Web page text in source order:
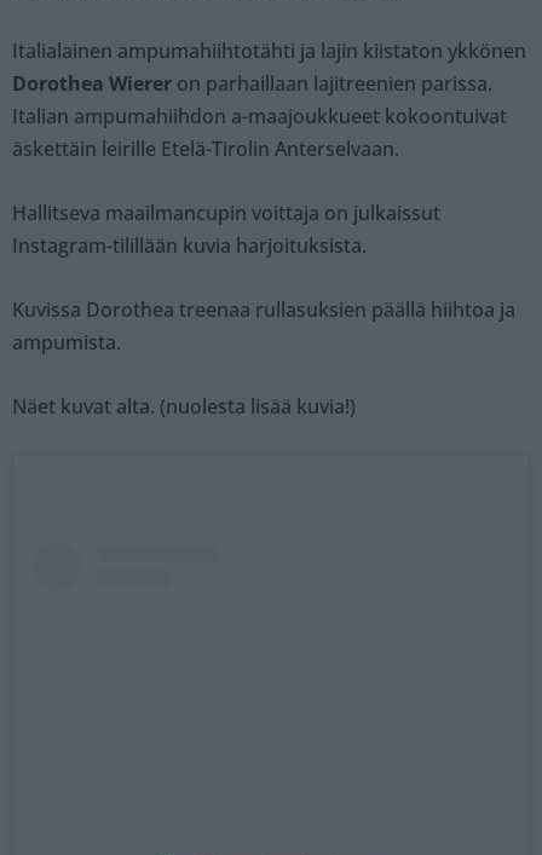
Italialainen ampumahiihtotähti ja lajin kiistaton ykkönen
Dorothea Wierer on parhaillaan lajitreenien parissa.
Italian ampumahiihdon a-maajoukkueet kokoontuivat
äskettäin leirille Etelä-Tirolin Anterselvaan.
Hallitseva maailmancupin voittaja on julkaissut
Instagram-tilillään kuvia harjoituksista.
Kuvissa Dorothea treenaa rullasuksien päällä hiihtoa ja
ampumista.
Näet kuvat alta. (nuolesta lisää kuvia!)